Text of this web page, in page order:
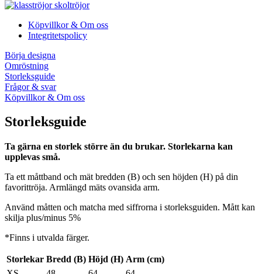
Köpvillkor & Om oss
Integritetspolicy
Börja designa
Omröstning
Storleksguide
Frågor & svar
Köpvillkor & Om oss
Storleksguide
Ta gärna en storlek större än du brukar. Storlekarna kan
upplevas små.
Ta ett måttband och mät bredden (B) och sen höjden (H) på din
favorittröja. Armlängd mäts ovansida arm.
Använd måtten och matcha med siffrorna i storleksguiden. Mått kan
skilja plus/minus 5%
*Finns i utvalda färger.
Storlekar Bredd (B) Höjd (H) Arm (cm)